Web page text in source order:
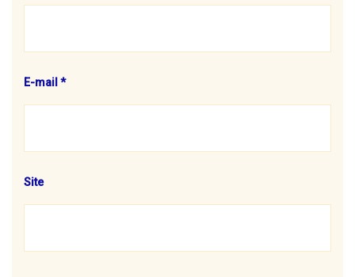
E-mail *
Site